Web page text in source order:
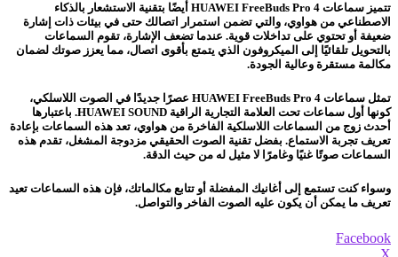
تتميز سماعات HUAWEI FreeBuds Pro 4 أيضًا بتقنية الاستشعار بالذكاء
الاصطناعي من هواوي، والتي تضمن استمرار اتصالك حتى في بيئات ذات إشارة
ضعيفة أو تحتوي على تداخلات قوية. عندما تضعف الإشارة، تقوم السماعات
بالتحويل تلقائيًا إلى الميكروفون الذي يتمتع بأقوى اتصال، مما يعزز صوتك لضمان
مكالمة مستقرة وعالية الجودة.
تمثل سماعات HUAWEI FreeBuds Pro 4 عصرًا جديدًا في الصوت اللاسلكي،
كونها أول سماعات تحت العلامة التجارية الراقية HUAWEI SOUND. باعتبارها
أحدث زوج من السماعات اللاسلكية الفاخرة من هواوي، تعد هذه السماعات بإعادة
تعريف تجربة الاستماع. بفضل تقنية الصوت الحقيقي مزدوجة المشغل، تقدم هذه
السماعات صوتًا غنيًا وغامرًا لا مثيل له من حيث الدقة.
وسواء كنت تستمع إلى أغانيك المفضلة أو تتابع مكالماتك، فإن هذه السماعات تعيد
تعريف ما يمكن أن يكون عليه الصوت الفاخر والتواصل.
Facebook
X